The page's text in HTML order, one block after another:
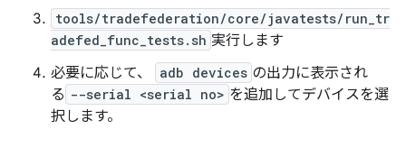
tools/tradefederation/core/javatests/run_tr
adefed_func_tests.sh 実行します
必要に応じて、
adb devices の出力に表示され
る --serial <serial no> を追加してデバイスを選
択します。